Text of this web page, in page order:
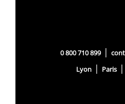
0 800 710 899|
Lyon | Paris |